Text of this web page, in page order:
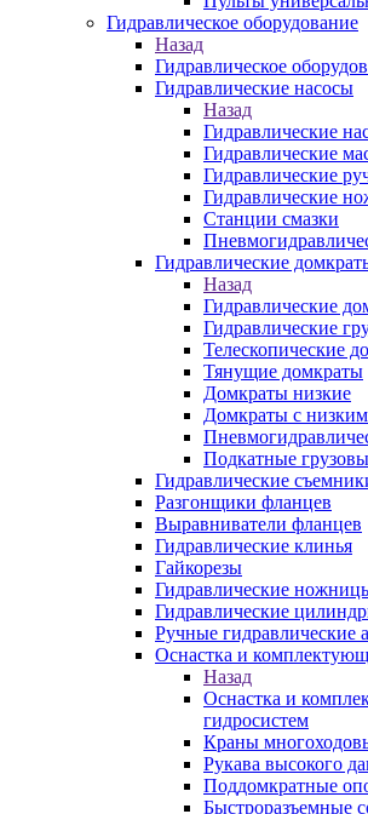
Гидравлическое оборудование
Назад
Гидравлическое
Гидравлические насосы
Назад
Гидравлические
Гидравлические
Гидравлические
Гидравлические
Станции смазки
Гидравлические
Назад
Гидравлические
Гидравлические
Телескопические
Тянущие домкраты
Домкраты низкие
Домкраты с
Подкатные
Гидравлические
Разгонщики фланцев
Выравниватели фланцев
Гидравлические клинья
Гайкорезы
Гидравлические
Гидравлические
Ручные гидравлические
Оснастка и
Назад
Оснастка и
гидросистем
Краны
Рукава высокого
Поддомкратные
Быстроразъемные